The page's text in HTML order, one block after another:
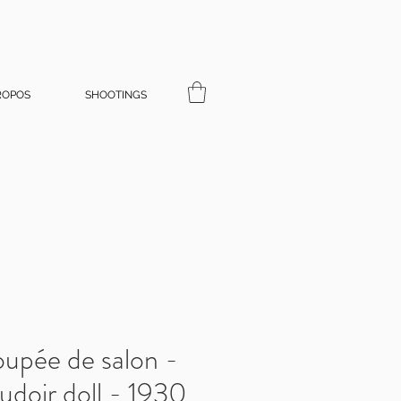
SHOOTINGS
de salon -